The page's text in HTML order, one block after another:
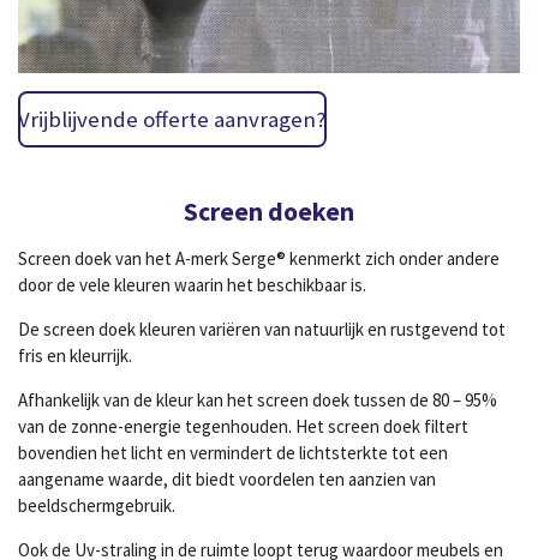
Vrijblijvende offerte aanvragen?
Screen doeken
Screen doek van het A-merk Serge® kenmerkt zich onder andere
door de vele kleuren waarin het beschikbaar is.
De screen doek kleuren variëren van natuurlijk en rustgevend tot
fris en kleurrijk.
Afhankelijk van de kleur kan het screen doek tussen de 80 – 95%
van de zonne-energie tegenhouden. Het screen doek filtert
bovendien het licht en vermindert de lichtsterkte tot een
aangename waarde, dit biedt voordelen ten aanzien van
beeldschermgebruik.
Ook de Uv-straling in de ruimte loopt terug waardoor meubels en